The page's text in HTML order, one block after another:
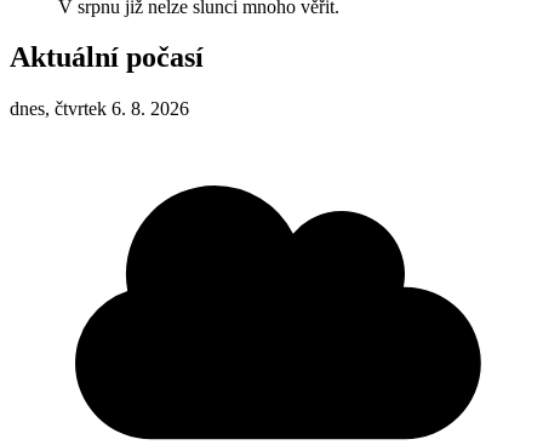
V srpnu již nelze slunci mnoho věřit.
Aktuální počasí
dnes, čtvrtek 6. 8. 2026